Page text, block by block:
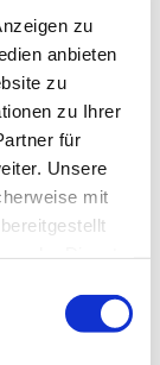
zu
anbieten
zu
zu Ihrer
für
Unsere
mit
– 6 55 83